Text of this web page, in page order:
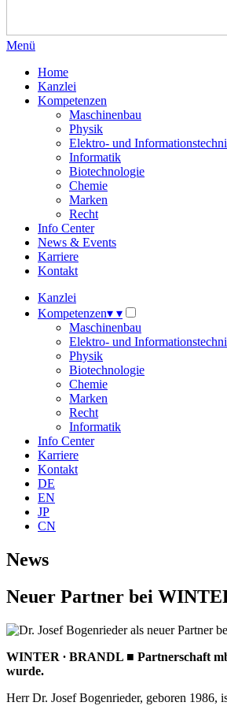
Menü
Home
Kanzlei
Kompetenzen
Maschinenbau
Physik
Elektro- und
Informatik
Biotechnologie
Chemie
Marken
Recht
Info Center
News & Events
Karriere
Kontakt
Kanzlei
Kompetenzen▾ ▾
Maschinenbau
Elektro- und
Physik
Biotechnologie
Chemie
Marken
Recht
Informatik
Info Center
Karriere
Kontakt
DE
EN
JP
CN
News
Neuer Partner bei
WINTER ∙ BRANDL ■ Partnerschaft
wurde.
Herr Dr. Josef Bogenrieder, geboren 1986,